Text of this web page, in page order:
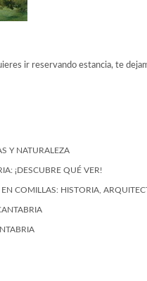
ir reservando estancia, te
Y NATURALEZA
¡DESCUBRE QUÉ VER!
COMILLAS: HISTORIA,